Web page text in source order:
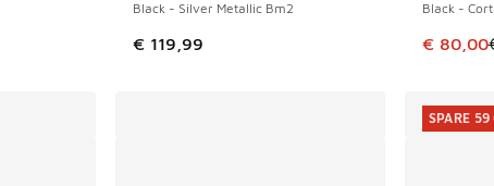
Black - Silver Metallic Bm2
€ 119,99
Black -
Dieser
€ 80,00
SPARE 59